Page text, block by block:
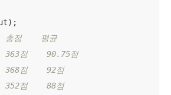
점    평균
점    90.75점
점    92점
점    88점